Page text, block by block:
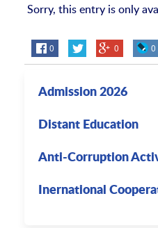
Sorry, this entry is only
0 0 0
Admission 2026
Distant Education
Anti-Corruption
Inernational